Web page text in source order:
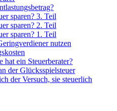
sparen? 3. Teil
sparen? 2. Teil
sparen? 1. Teil
nutzen
hat ein Steuerberater?
der Glücksspielsteuer
der Versuch, sie steuerlich